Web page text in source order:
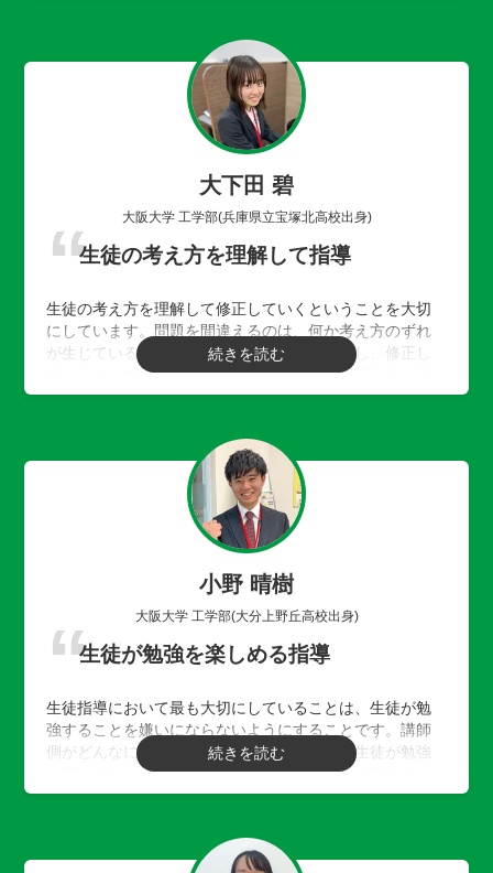
大下田 碧
大阪大学 工学部(兵庫県立宝塚北高校出身)
生徒の考え方を理解して指導
生徒の考え方を理解して修正していくということを大切
にしています。問題を間違えるのは、何か考え方のずれ
が生じているからです。その箇所を見つけ出し、修正し
ていくことで、正しい理解を導き出し、同じ考え方が使
われている他の様々な問題にもアプローチできると考え
とで、できるだけ生徒にとって楽しめるような授業にな
るよう心がけております。
小野 晴樹
大阪大学 工学部(大分上野丘高校出身)
生徒が勉強を楽しめる指導
生徒指導において最も大切にしていることは、生徒が勉
強することを嫌いにならないようにすることです。講師
側がどんなにわかりやすい授業を行っても、生徒が勉強
は嫌いだという感情を持ち勉強をしようという気になっ
ていなければ、生徒はその授業で何も吸収してくれませ
でも生徒が勉強を楽しんでできるようにするということ
を考えて授業を行っています。